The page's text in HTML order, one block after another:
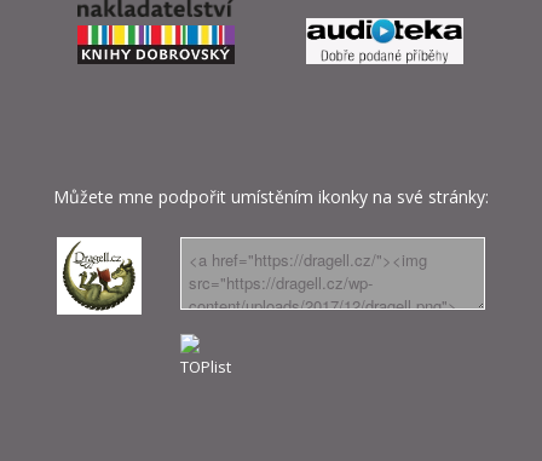
Můžete mne podpořit umístěním ikonky na své stránky: